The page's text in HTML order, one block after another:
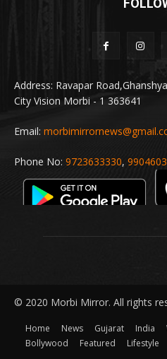
Address: Ravapar
City Vision Morbi - 1 363641
Email:
Phone No: 9723633330,
© 2020 Morbi Mirror. All rights
Home News Gujarat India
Bollywood
Featured Lifestyle